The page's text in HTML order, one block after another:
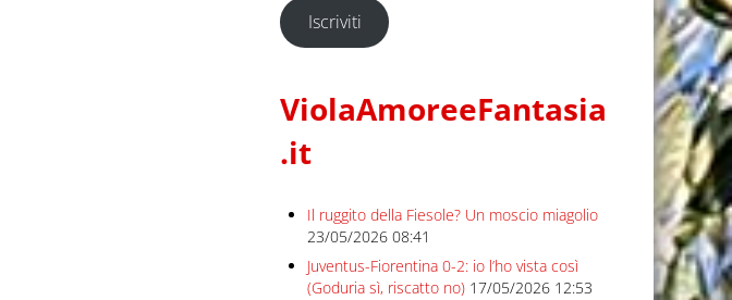
Iscriviti
ViolaAmoreeFantasia
.it
Il ruggito della Fiesole? Un moscio miagolio
23/05/2026 08:41
Juventus-Fiorentina 0-2: io l’ho vista così
(Goduria sì, riscatto no) 17/05/2026 12:53